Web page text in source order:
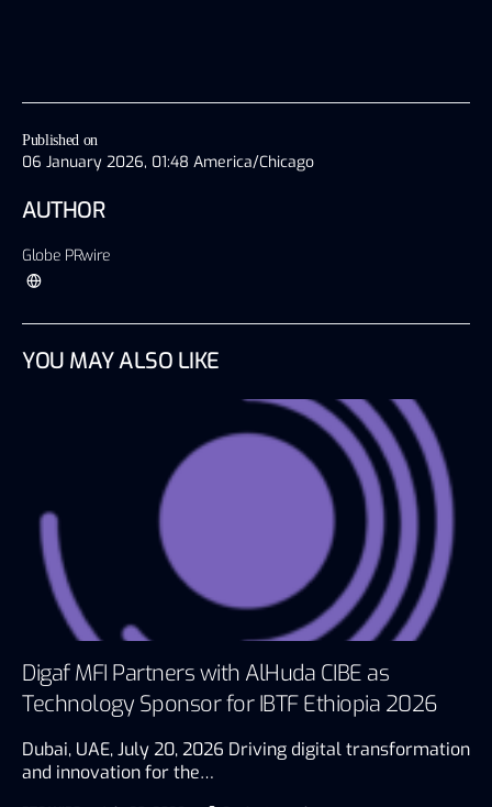
Published on
06 January 2026, 01:48 America/Chicago
AUTHOR
Globe PRwire
YOU MAY ALSO LIKE
Digaf MFI Partners with AlHuda CIBE as
Technology Sponsor for IBTF Ethiopia 2026
Dubai, UAE, July 20, 2026 Driving digital transformation
and innovation for the…